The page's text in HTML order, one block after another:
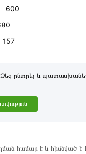
600
157
ընտրել և պատասխանել
համար է և